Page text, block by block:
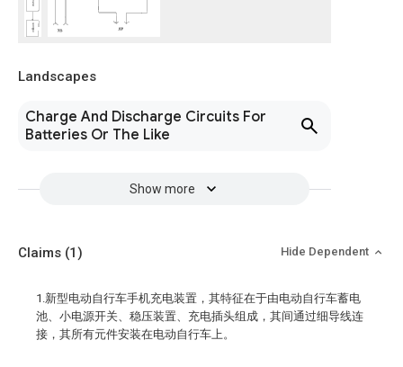
Landscapes
Charge And Discharge Circuits For
Batteries Or The Like
Show more
Claims (1) Hide Dependent
1.新型电动自行车手机充电装置，其特征在于由电动自行车蓄电
池、小电源开关、稳压装置、充电插头组成，其间通过细导线连
接，其所有元件安装在电动自行车上。